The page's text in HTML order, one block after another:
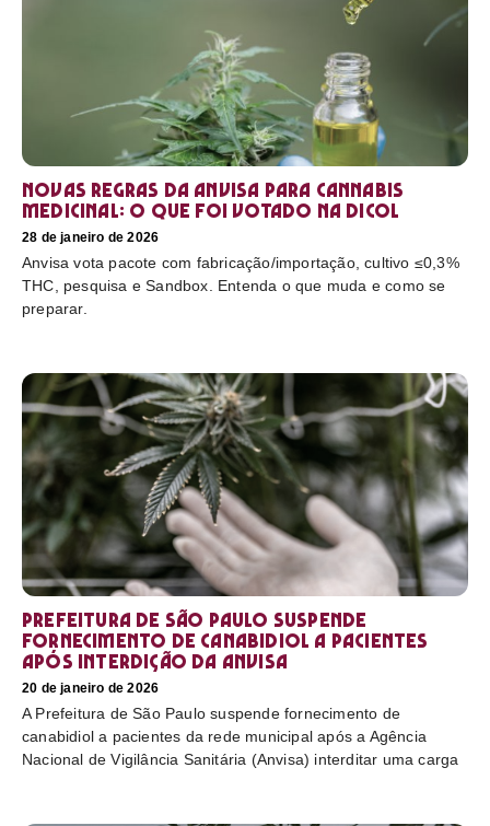
Novas regras da Anvisa para cannabis
medicinal: o que foi votado na Dicol
28 de janeiro de 2026
Anvisa vota pacote com fabricação/importação, cultivo ≤0,3%
THC, pesquisa e Sandbox. Entenda o que muda e como se
preparar.
Prefeitura de São Paulo suspende
fornecimento de canabidiol a pacientes
após interdição da Anvisa
20 de janeiro de 2026
A Prefeitura de São Paulo suspende fornecimento de
canabidiol a pacientes da rede municipal após a Agência
Nacional de Vigilância Sanitária (Anvisa) interditar uma carga